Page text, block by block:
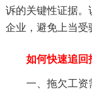
诉的关键性证据。
企业，避免上当受
如何快速追回
一、拖欠工资